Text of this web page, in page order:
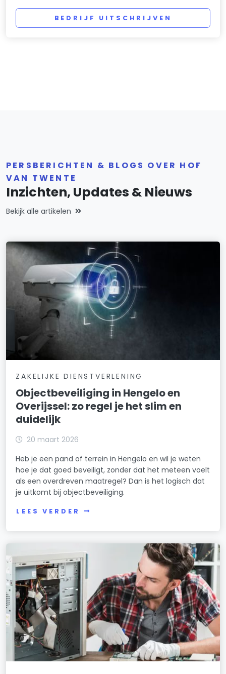
BEDRIJF UITSCHRIJVEN
PERSBERICHTEN & BLOGS OVER HOF
VAN TWENTE
Inzichten, Updates & Nieuws
Bekijk alle artikelen
ZAKELIJKE DIENSTVERLENING
Objectbeveiliging in Hengelo en
Overijssel: zo regel je het slim en
duidelijk
20 maart 2026
Heb je een pand of terrein in Hengelo en wil je weten
hoe je dat goed beveiligt, zonder dat het meteen voelt
als een overdreven maatregel? Dan is het logisch dat
je uitkomt bij objectbeveiliging.
LEES VERDER